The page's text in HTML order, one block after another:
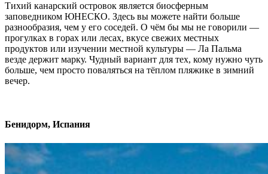
Тихий канарский островок является биосферным
заповедником ЮНЕСКО. Здесь вы можете найти больше
разнообразия, чем у его соседей. О чём бы мы не говорили —
прогулках в горах или лесах, вкусе свежих местных
продуктов или изучении местной культуры — Ла Пальма
везде держит марку. Чудный вариант для тех, кому нужно чуть
больше, чем просто поваляться на тёплом пляжике в зимний
вечер.
Бенидорм, Испания